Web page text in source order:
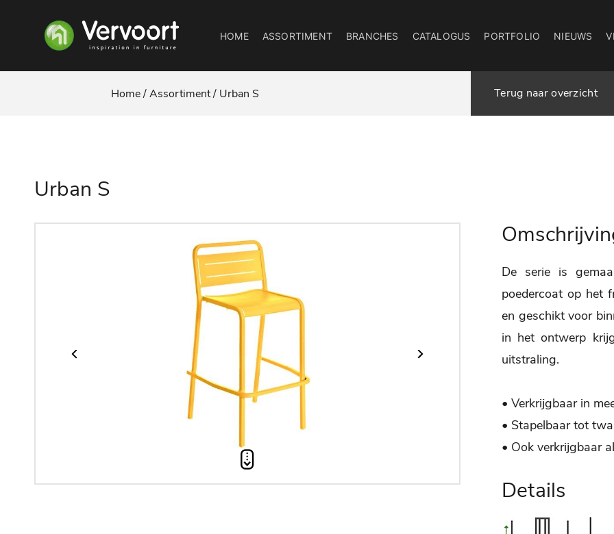
HOME ASSORTIMENT BRANCHES CATALOGUS PORTFOLIO NIEUWS
Home /Assortiment / Urban S Terug naar overzicht
Urban S
De serie is
poedercoat op het
en geschikt voor
in het ontwerp
uitstraling.
• Verkrijgbaar in
• Stapelbaar tot
• Ook verkrijgbaar
Details